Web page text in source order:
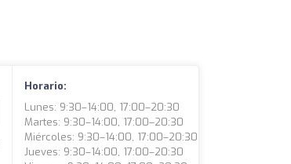
Horario:
Lunes: 9:30–14:00, 17:00–20:30
Martes: 9:30–14:00, 17:00–20:30
Miércoles: 9:30–14:00, 17:00–20:30
Jueves: 9:30–14:00, 17:00–20:30